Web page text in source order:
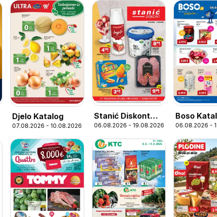
Djelo Katalog
07.08.2026 - 10.08.2026
Stanić Diskont
Katalog
06.08.2026 - 19.08.2026
Boso
06.08.2026 -